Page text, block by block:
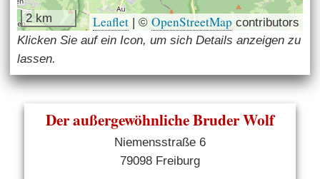
2 km Leaflet | © OpenStreetMap contributors
Klicken Sie auf ein Icon, um sich Details anzeigen zu
lassen.
Der außergewöhnliche Bruder Wolf
Niemensstraße 6
79098 Freiburg